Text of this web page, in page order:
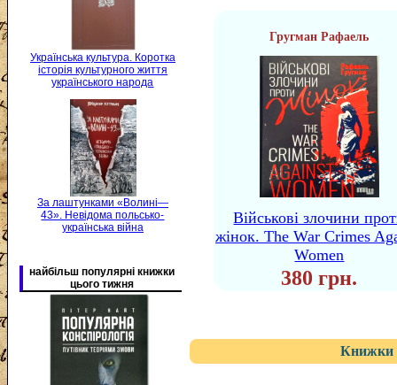
Українська культура. Коротка
історія культурного життя
українського народа
За лаштунками «Волині—
43». Невідома польсько-
українська війна
найбільш популярні книжки
цього тижня
Гругман Рафаель
Військові злочини
жінок. The War Crimes
Women
380 грн.
Книжки